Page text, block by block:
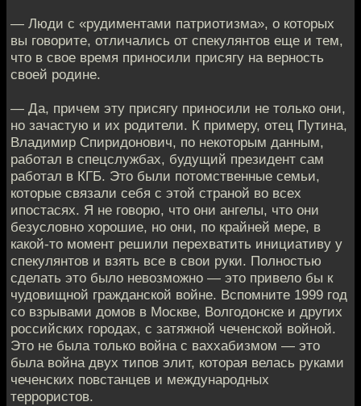
— Люди с «рудиментами патриотизма», о которых
вы говорите, отличались от спекулянтов еще и тем,
что в свое время приносили присягу на верность
своей родине.
— Да, причем эту присягу приносили не только они,
но зачастую и их родители. К примеру, отец Путина,
Владимир Спиридонович, по некоторым данным,
работал в спецслужбах, будущий президент сам
работал в КГБ. Это были потомственные семьи,
которые связали себя с этой страной во всех
ипостасях. Я не говорю, что они ангелы, что они
безусловно хорошие, но они, по крайней мере, в
какой-то момент решили перехватить инициативу у
спекулянтов и взять все в свои руки. Полностью
сделать это было невозможно — это привело бы к
чудовищной гражданской войне. Вспомните 1999 год
со взрывами домов в Москве, Волгодонске и других
российских городах, с затяжной чеченской войной.
Это не была только война с ваххабизмом — это
была война двух типов элит, которая велась руками
чеченских повстанцев и международных
террористов.